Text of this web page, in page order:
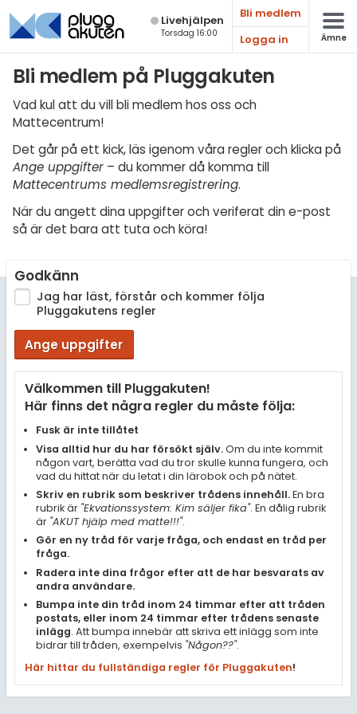
Live­hjälpen
Torsdag 16:00
Bli medlem
Logga in
Ämne
Bli medlem på Pluggakuten
Vad kul att du vill bli medlem hos oss och
Mattecentrum!
Det går på ett kick, läs igenom våra regler och klicka på
Ange uppgifter – du kommer då komma till
Mattecentrums medlemsregistrering.
När du angett dina uppgifter och veriferat din e-post
så är det bara att tuta och köra!
Godkänn
Jag har läst, förstår och kommer följa
Pluggakutens regler
Ange uppgifter
Välkommen till Pluggakuten!
Här finns det några regler du måste följa:
Fusk är inte tillåtet
Visa alltid hur du har försökt själv.Om du inte kommit
någon vart, berätta vad du tror skulle kunna fungera, och
vad du hittat när du letat i din lärobok och på nätet.
Skriv en rubrik som beskriver trådens innehåll.En bra
rubrik är "Ekvationssystem: Kim säljer fika". En dålig rubrik
är "AKUT hjälp med matte!!!".
Gör en ny tråd för varje fråga, och endast en tråd per
fråga.
Radera inte dina frågor efter att de har besvarats av
andra användare.
Bumpa inte din tråd inom 24 timmar efter att tråden
postats, eller inom 24 timmar efter trådens senaste
inlägg. Att bumpa innebär att skriva ett inlägg som inte
bidrar till tråden, exempelvis "Någon??".
Här hittar du fullständiga regler för Pluggakuten!
Matematik
Fysik
Biologi
Teknik & Bygg
Programmering
Engelska
Ekonomi
Övriga diskussioner
Livehjälpen
Regler
För lärare
4 inloggade
Om Pluggakuten